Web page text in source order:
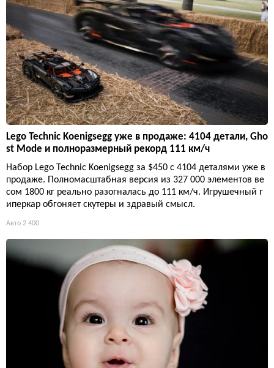
Lego Technic Koenigsegg уже в продаже: 4104 детали, Gho
st Mode и полноразмерный рекорд 111 км/ч
Набор Lego Technic Koenigsegg за $450 с 4104 деталями уже в
продаже. Полномасштабная версия из 327 000 элементов ве
сом 1800 кг реально разогналась до 111 км/ч. Игрушечный г
иперкар обгоняет скутеры и здравый смысл.
Авто 2 400